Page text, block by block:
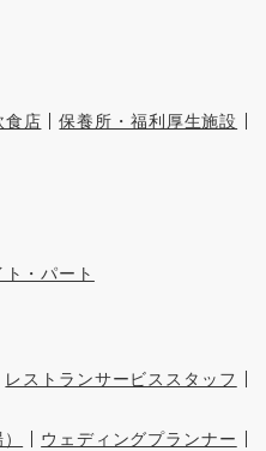
食店
保養所・福利厚生施設
・パート
レストランサービススタッフ
ウェディングプランナー